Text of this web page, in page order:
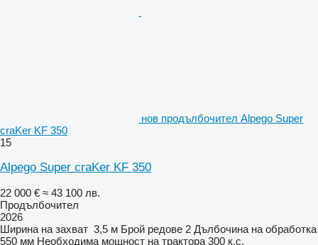
нов продълбочител Alpego Super
craKer KF 350
15
Alpego Super craKer KF 350
22 000 € ≈ 43 100 лв.
Продълбочител
2026
Ширина на захват 3,5 м Брой редове 2 Дълбочина на обработка
550 мм Необходима мощност на трактора 300 к.с.